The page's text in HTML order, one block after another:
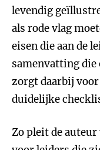
levendig
als rode vlag
eisen die aan de
samenvatting
zorgt daarbij voor
duidelijke
Zo pleit de auteur